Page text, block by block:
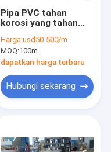
Pipa PVC tahan
korosi yang tahan
untuk pasokan air
Harga:usd50-500/m
MOQ:100m
dapatkan harga terbaru
Hubungi sekarang